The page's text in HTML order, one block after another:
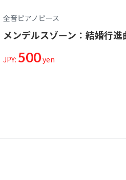
全音ピアノピース
メンデルスゾーン：結婚行進
JPY: 500yen